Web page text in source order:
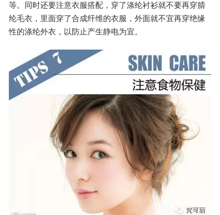
等。同时还要注意衣服搭配，穿了涤纶衬衫就不要再穿腈
纶毛衣，里面穿了合成纤维的衣服，外面就不宜再穿绝缘
性的涤纶外衣，以防止产生静电为宜。